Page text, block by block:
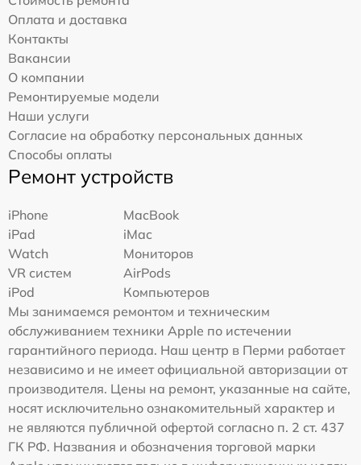
Оплата и доставка
Контакты
Вакансии
О компании
Ремонтируемые модели
Наши услуги
Согласие на обработку персональных данных
Способы оплаты
Ремонт устройств
iPhone
MacBook
iPad
iMac
Watch
Мониторов
VR систем
AirPods
iPod
Компьютеров
Мы занимаемся ремонтом и техническим
обслуживанием техники Apple по истечении
гарантийного периода. Наш центр в Перми работает
независимо и не имеет официальной авторизации от
производителя. Цены на ремонт, указанные на сайте,
носят исключительно ознакомительный характер и
не являются публичной офертой согласно п. 2 ст. 437
ГК РФ. Названия и обозначения торговой марки